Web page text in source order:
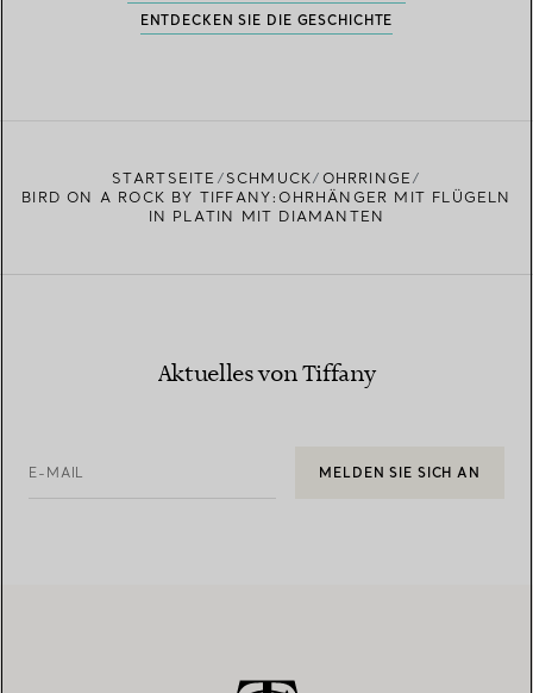
ENTDECKEN SIE DIE GESCHICHTE
STARTSEITE SCHMUCK
OHRRINGE
BIRD ON A ROCK BY TIFFANY:OHRHÄNGER MIT FLÜGELN
IN PLATIN MIT DIAMANTEN
Aktuelles von Tiffany
E-MAIL MELDEN SIE SICH AN